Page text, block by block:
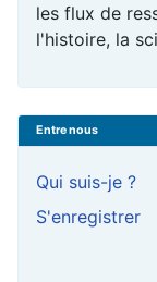
les flux de
l'histoire, la
Entre nous
Qui suis-je ?
S'enregistrer